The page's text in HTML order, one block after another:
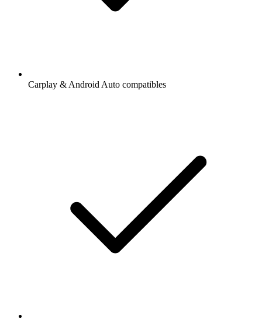
Carplay & Android Auto compatibles